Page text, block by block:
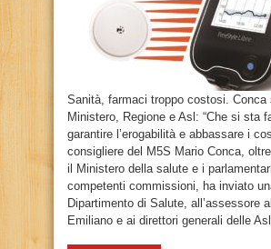
Sanità, farmaci troppo costosi. Conca
Ministero, Regione e Asl: “Che si sta
garantire l’erogabilità e abbassare i
consigliere del M5S Mario Conca,
il Ministero della salute e i
competenti commissioni, ha inviato
Dipartimento di Salute, all’assessore
Emiliano e ai direttori generali delle